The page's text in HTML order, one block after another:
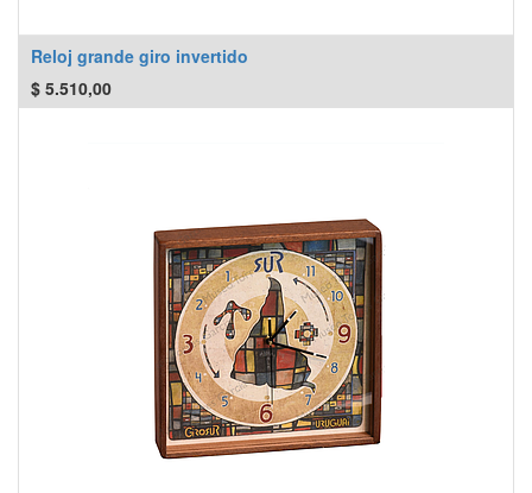
Reloj grande giro invertido
$ 5.510,00